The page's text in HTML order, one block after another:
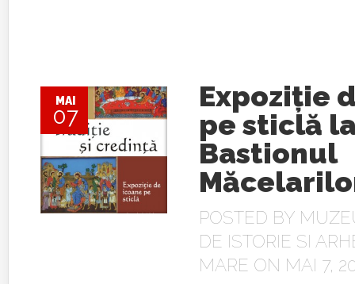
MAI
07
Expoziţie
pe sticlă
Bastionul
POSTED BY
DE ISTORIE SI
MARE ON MAI 7,